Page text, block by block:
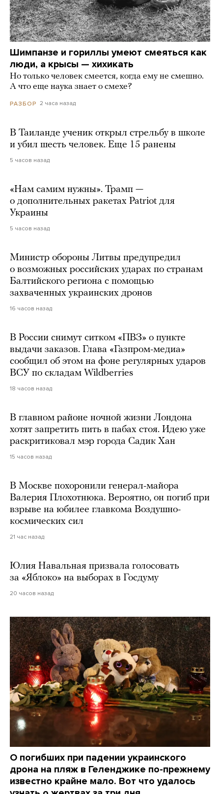
Шимпанзе и гориллы умеют смеяться как
люди, а крысы — хихикать
Но только человек смеется, когда ему не смешно.
А что еще наука знает о смехе?
РАЗБОР 2 часа назад
В Таиланде ученик открыл стрельбу в школе
и убил шесть человек. Еще 15 ранены
5 часов назад
«Нам самим нужны». Трамп —
о дополнительных ракетах Patriot для
Украины
5 часов назад
Министр обороны Литвы предупредил
о возможных российских ударах по странам
Балтийского региона с помощью
захваченных украинских дронов
16 часов назад
В России снимут ситком «ПВЗ» о пункте
выдачи заказов. Глава «Газпром-медиа»
сообщил об этом на фоне регулярных ударов
ВСУ по складам Wildberries
18 часов назад
В главном районе ночной жизни Лондона
хотят запретить пить в пабах стоя. Идею уже
раскритиковал мэр города Садик Хан
15 часов назад
В Москве похоронили генерал-майора
Валерия Плохотнюка. Вероятно, он погиб при
взрыве на юбилее главкома Воздушно-
космических сил
21 час назад
Юлия Навальная призвала голосовать
за «Яблоко» на выборах в Госдуму
20 часов назад
О погибших при падении украинского
дрона на пляж в Геленджике по-прежнему
известно крайне мало. Вот что удалось